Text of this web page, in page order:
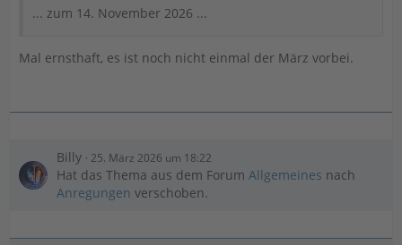
... zum 14. November 2026 ...
Mal ernsthaft, es ist noch nicht einmal der März vorbei.
Billy 25. März 2026 um 18:22
Hat das Thema aus dem Forum Allgemeines nach
Anregungen verschoben.